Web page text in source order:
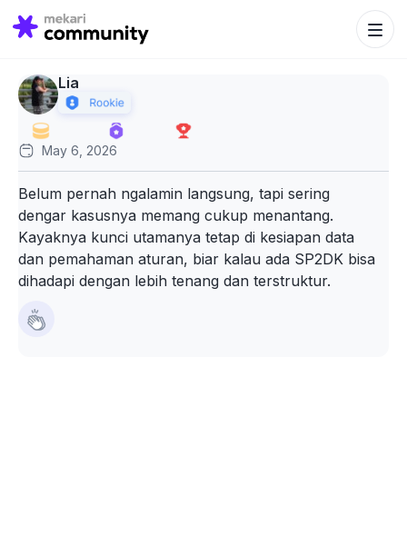
Search
for:
Search
Lia
May 6, 2026
Belum pernah ngalamin langsung, tapi sering
dengar kasusnya memang cukup menantang.
Kayaknya kunci utamanya tetap di kesiapan data
dan pemahaman aturan, biar kalau ada SP2DK bisa
dihadapi dengan lebih tenang dan terstruktur.